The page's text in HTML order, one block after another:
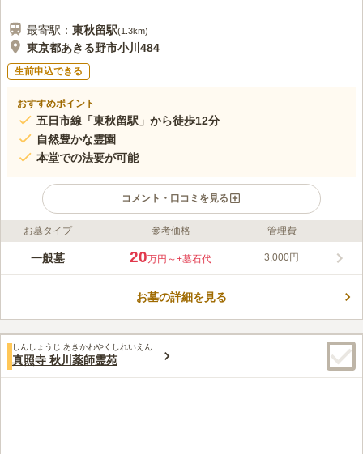
最寄駅： 東秋留駅(1.3km)
東京都あきる野市小川484
生前申込できる
おすすめポイント
五日市線「東秋留駅」から徒歩12分
自然豊かな霊園
本堂での法要が可能
コメント・口コミを見る
ライフドット編集部のコメント
室町時代に開かれたと伝えられる臨済宗の寺院慈眼寺「秋川観音
す。 五日市線「東秋留駅」から徒歩12分ほどで行くことができ
口コミ評価
みんなの評価
2.8
20代男性
近くにイオンモールがありよく昼食やゲームセンターなどで遊
お墓タイプ 参考価格 管理費
一般墓 20万円～+墓石代 3,000円
お墓の詳細を見る
しんしょうじ あきかわやくしれいえん
真照寺 秋川薬師霊苑